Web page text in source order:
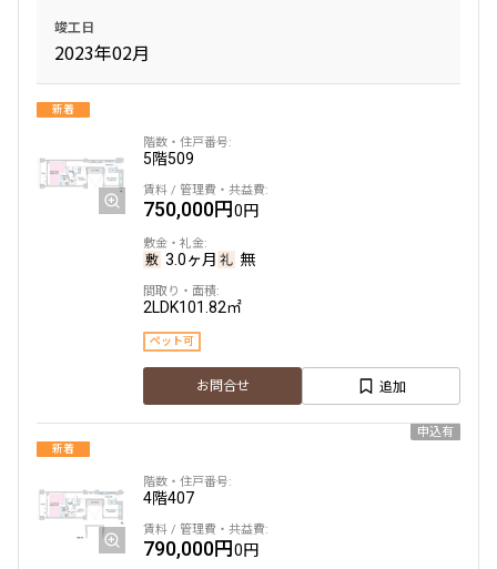
竣工日
2023年02月
新着
5階509
750,000円0円
3.0ヶ月 無
2LDK101.82㎡
ペット可
お問合せ 追加
新着
申込有
4階407
790,000円0円